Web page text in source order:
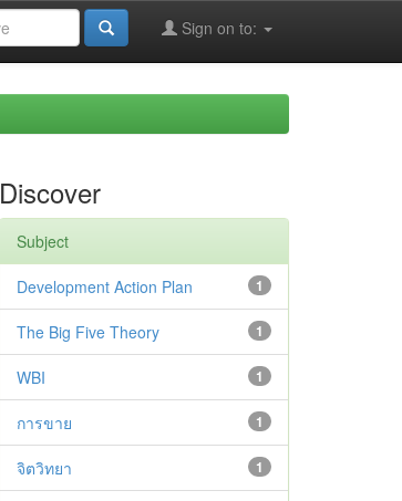
Sign on to:
Discover
Subject
1
Development Action Plan
1
The Big Five Theory
1
WBI
1
การขาย
1
จิตวิทยา